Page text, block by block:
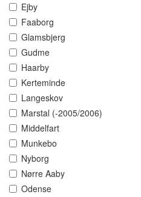
Ejby
Faaborg
Glamsbjerg
Gudme
Haarby
Kerteminde
Langeskov
Marstal (-2005/2006)
Middelfart
Munkebo
Nyborg
Nørre Aaby
Odense